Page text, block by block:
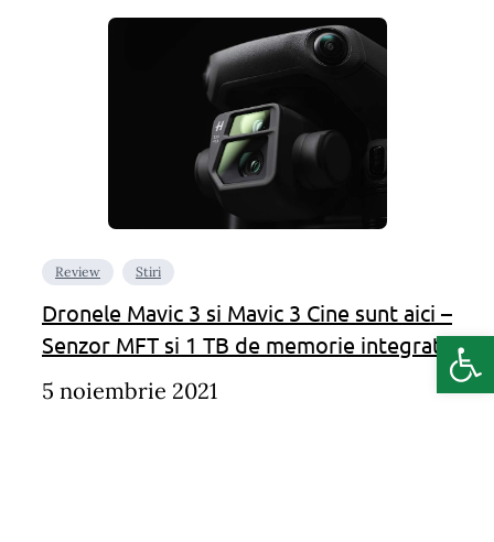
Review Stiri
Dronele Mavic 3 si Mavic 3 Cine sunt aici –
Senzor MFT si 1 TB de memorie integrata
5 noiembrie 2021